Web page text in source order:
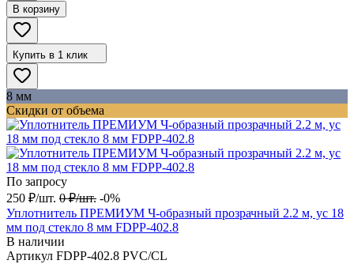
В корзину
Купить в 1 клик
8 мм
Скидки от объема
По запросу
250 ₽/шт. 0 ₽/шт. -0%
Уплотнитель ПРЕМИУМ Ч-образный прозрачный 2.2 м, ус 18
мм под стекло 8 мм FDPP-402.8
В наличии
Артикул FDPP-402.8 PVC/CL